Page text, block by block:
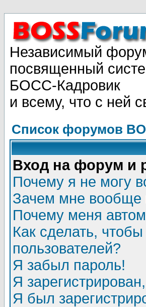
Независимый
посвященный
БОСС-Кадровик
и всему, что с ней
Список форумов
Вход на форум и
Почему я не могу
Зачем мне вообще
Почему меня
Как сделать,
пользователей?
Я забыл пароль!
Я
Я был